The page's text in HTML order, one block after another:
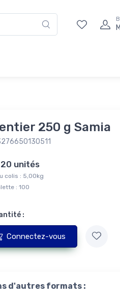
250 g Samia
20 unités
colis : 5,00kg
: 100
:
Connectez-vous
d'autres formats :